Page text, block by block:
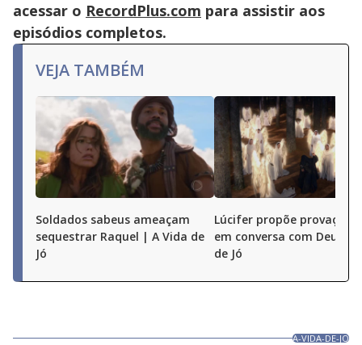
acessar o RecordPlus.com para assistir aos
episódios completos.
VEJA TAMBÉM
Soldados sabeus ameaçam
sequestrar Raquel | A Vida de
Jó
Lúcifer propõe provação
em conversa com Deus |
de Jó
A-VIDA-DE-JO